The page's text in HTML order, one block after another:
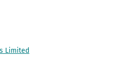
Limited